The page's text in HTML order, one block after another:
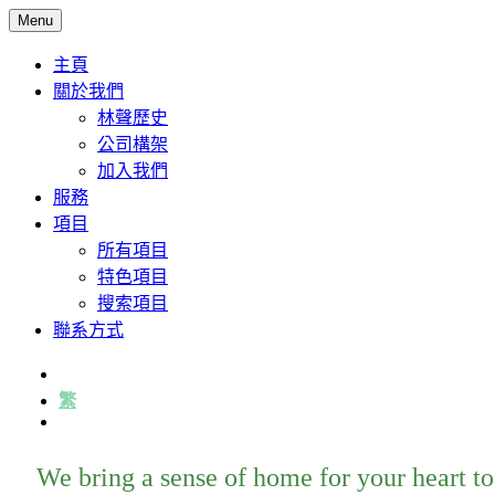
Menu
主頁
關於我們
林聲歷史
公司構架
加入我們
服務
項目
所有項目
特色項目
搜索項目
聯系方式
繁
We bring a sense of home for your heart